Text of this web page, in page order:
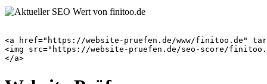
<a href="https://website-pruefen.de/www/finitoo.de"
<img src="https://website-pruefen.de/seo-score/